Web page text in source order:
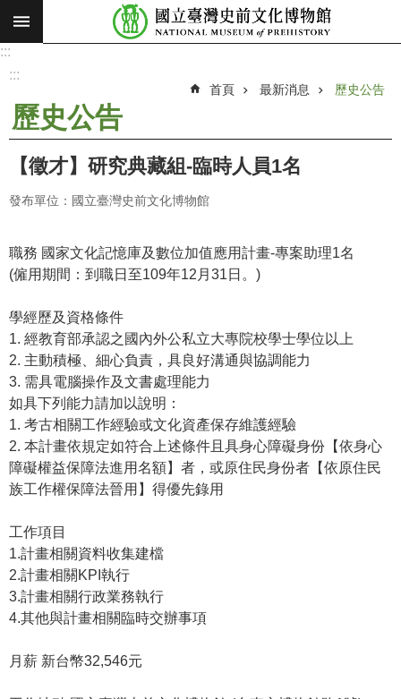
跳到主要內容區塊
搜
願
景
使
命
新
消
參
觀
展
覽
學
習
探
索
認
識
我
們
民
:::
:::
首頁 最新消息 歷史公告
歷史公告
【徵才】研究典藏組-臨時人員1名
發布單位：國立臺灣史前文化博物館
職務 國家文化記憶庫及數位加值應用計畫-專案助理1名
(僱用期間：到職日至109年12月31日。)
學經歷及資格條件
1. 經教育部承認之國內外公私立大專院校學士學位以上
2. 主動積極、細心負責，具良好溝通與協調能力
3. 需具電腦操作及文書處理能力
如具下列能力請加以說明：
1. 考古相關工作經驗或文化資產保存維護經驗
2. 本計畫依規定如符合上述條件且具身心障礙身份【依身心
障礙權益保障法進用名額】者，或原住民身份者【依原住民
族工作權保障法晉用】得優先錄用
工作項目
1.計畫相關資料收集建檔
2.計畫相關KPI執行
3.計畫相關行政業務執行
4.其他與計畫相關臨時交辦事項
月薪 新台幣32,546元